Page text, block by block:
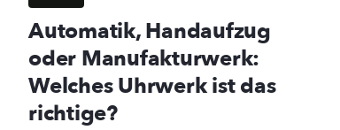
Automatik, Handaufzug
oder Manufakturwerk:
Welches Uhrwerk ist das
richtige?